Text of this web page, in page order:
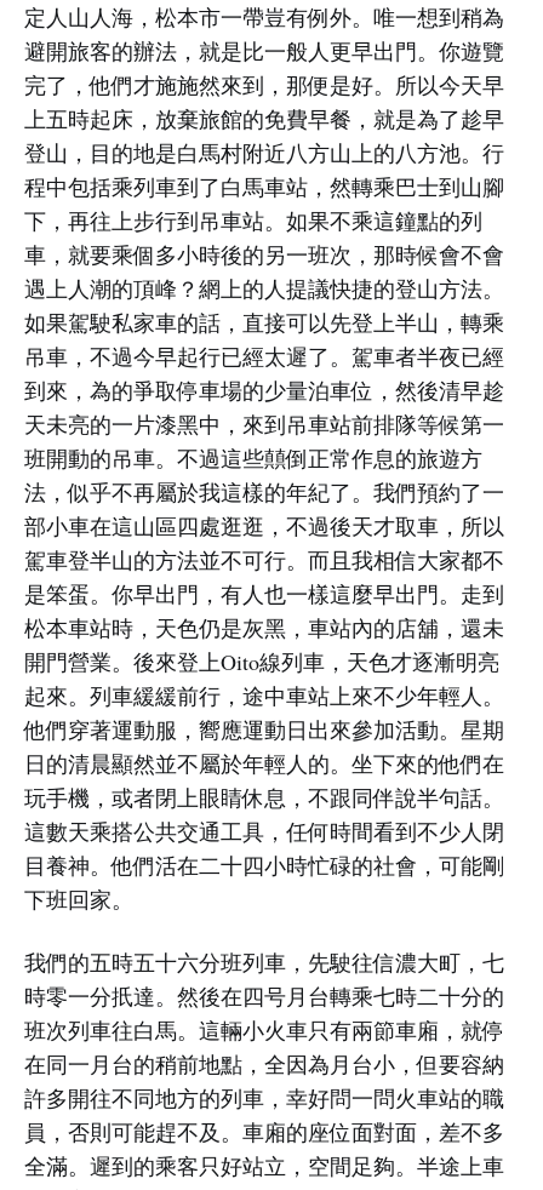
定人山人海，松本市一帶豈有例外。唯一想到稍為
避開旅客的辦法，就是比一般人更早出門。你遊覽
完了，他們才施施然來到，那便是好。所以今天早
上五時起床，放棄旅館的免費早餐，就是為了趁早
登山，目的地是白馬村附近八方山上的八方池。行
程中包括乘列車到了白馬車站，然轉乘巴士到山腳
下，再往上步行到吊車站。如果不乘這鐘點的列
車，就要乘個多小時後的另一班次，那時候會不會
遇上人潮的頂峰？網上的人提議快捷的登山方法。
如果駕駛私家車的話，直接可以先登上半山，轉乘
吊車，不過今早起行已經太遲了。駕車者半夜已經
到來，為的爭取停車場的少量泊車位，然後清早趁
天未亮的一片漆黑中，來到吊車站前排隊等候第一
班開動的吊車。不過這些㒹倒正常作息的旅遊方
法，似乎不再屬於我這樣的年紀了。我們預約了一
部小車在這山區四處逛逛，不過後天才取車，所以
駕車登半山的方法並不可行。而且我相信大家都不
是笨蛋。你早出門，有人也一樣這麼早出門。走到
松本車站時，天色仍是灰黑，車站內的店舖，還未
開門營業。後來登上Oito線列車，天色才逐漸明亮
起來。列車緩緩前行，途中車站上來不少年輕人。
他們穿著運動服，嚮應運動日出來參加活動。星期
日的清晨顯然並不屬於年輕人的。坐下來的他們在
玩手機，或者閉上眼睛休息，不跟同伴說半句話。
這數天乘搭公共交通工具，任何時間看到不少人閉
目養神。他們活在二十四小時忙碌的社會，可能剛
下班回家。
我們的五時五十六分班列車，先駛往信濃大町，七
時零一分扺達。然後在四号月台轉乘七時二十分的
班次列車往白馬。這輛小火車只有兩節車廂，就停
在同一月台的稍前地點，全因為月台小，但要容納
許多開往不同地方的列車，幸好問一問火車站的職
員，否則可能趕不及。車廂的座位面對面，差不多
全滿。遲到的乘客只好站立，空間足夠。半途上車